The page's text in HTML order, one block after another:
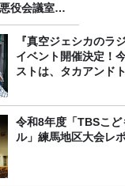
役会議室』
ト！
『真空ジェシカのラ
イベント開催決定！
ストは、タカアンド
令和8年度「TBSこ
ル」練馬地区大会レ